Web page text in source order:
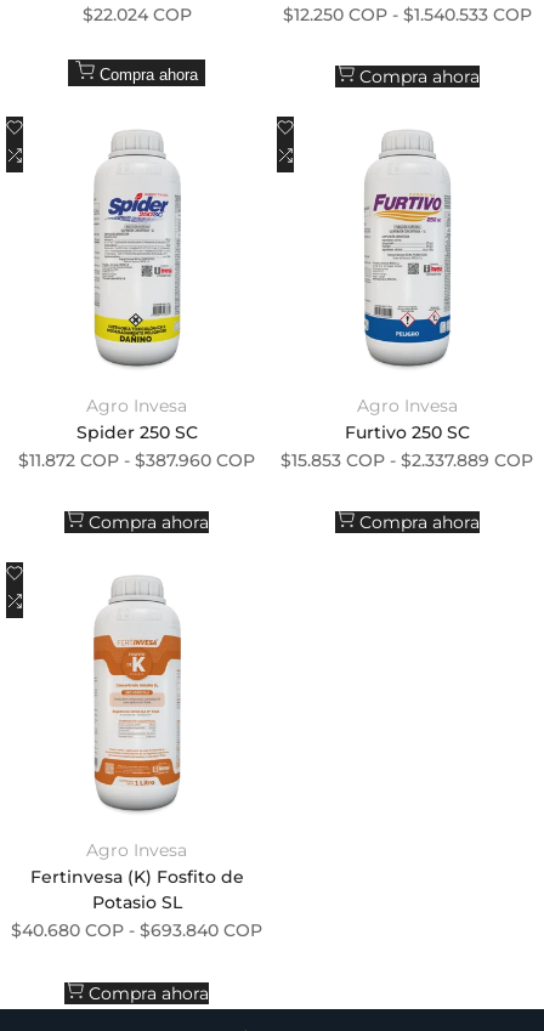
Precio de oferta
$22.024 COP
Compra ahora
Precio de oferta
$12.250 COP- $1.540.533 COP
Compra ahora
Añadir a la lista de deseos
Añadir a comparar
Proveedor:
Agro Invesa
Spider 250 SC
Precio de oferta
$11.872 COP -$387.960 COP
Compra ahora
Añadir a la lista de deseos
Añadir a comparar
Proveedor:
Agro Invesa
Furtivo 250 SC
Precio de oferta
$15.853 COP -$2.337.889 COP
Compra ahora
Añadir a la lista de deseos
Añadir a comparar
Proveedor:
Agro Invesa
Fertinvesa (K) Fosfito de
Potasio SL
Precio de oferta
$40.680 COP -$693.840 COP
Compra ahora